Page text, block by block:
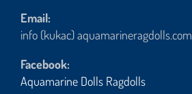
Email:
info (kukac) aquamarineragdolls.com
Facebook:
Aquamarine Dolls Ragdolls